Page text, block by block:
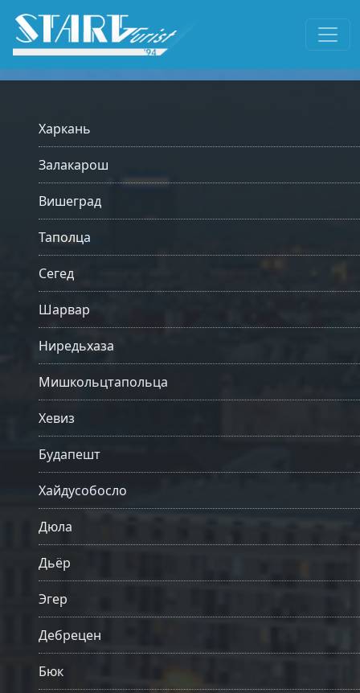
Харкань
Залакарош
Вишеград
Таполца
Сегед
Шарвар
Ниредьхаза
Мишкольцтапольца
Хевиз
Будапешт
Хайдусобосло
Дюла
Дьёр
Эгер
Дебрецен
Бюк